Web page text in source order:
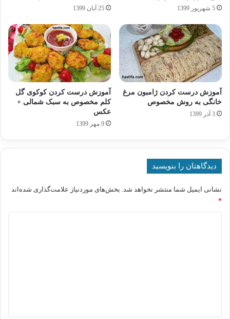
5 شهریور 1399 25 آبان 1399
آموزش درست کردن ژامبون مرغ
خانگی به روش مخصوص
3 آذر 1399
آموزش درست کردن کوکوی گل
کلم مخصوص به سبک شمالی +
عکس
9 مهر 1399
دیدگاهتان را بنویسید
نشانی ایمیل شما منتشر نخواهد شد. بخش‌های موردنیاز علامت‌گذاری شده‌اند
*